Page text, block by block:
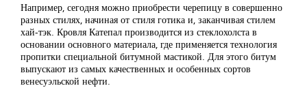
Например, сегодня можно приобрести черепицу в совершенно
разных стилях, начиная от стиля готика и, заканчивая стилем
хай-тэк. Кровля Катепал производится из стеклохолста в
основании основного материала, где применяется технология
пропитки специальной битумной мастикой. Для этого битум
выпускают из самых качественных и особенных сортов
венесуэльской нефти.